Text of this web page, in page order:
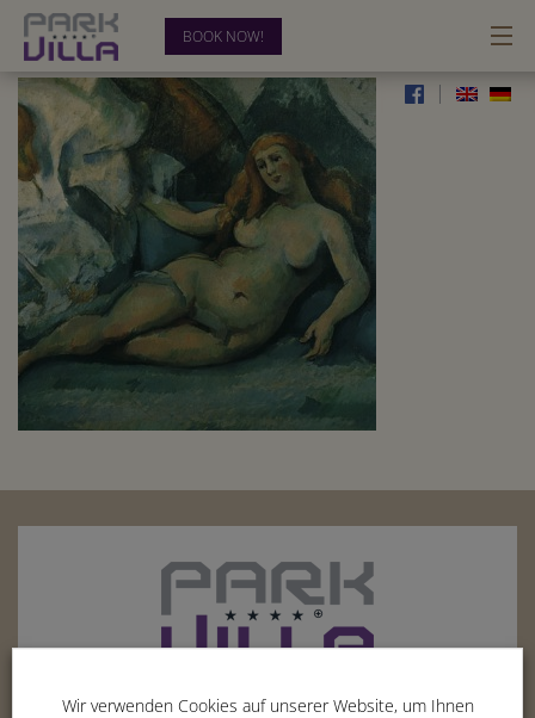
BOOK NOW!
HOTEL
ROOMS
BUSINESS
RELAX & RECREATION
BLOG
CONTACT
0202-28 33 54-00
|
_0003_von-der-heyth
Wir verwenden Cookies auf unserer Website, um Ihnen